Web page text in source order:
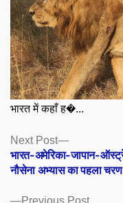
भारत में कहाँ ह�...
Posts
navigation
Previous Post
Next Post
Next
post:
भारत-अमेरिका-जापान-
नौसेना अभ्यास का पहला चरण